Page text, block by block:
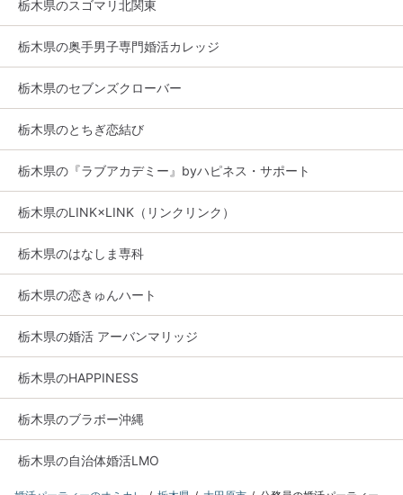
栃木県のスゴマリ北関東
栃木県の奥手男子専門婚活カレッジ
栃木県のセブンズクローバー
栃木県のとちぎ恋結び
栃木県の『ラブアカデミー』byハピネス・サポート
栃木県のLINK×LINK（リンクリンク）
栃木県のはなしま専科
栃木県の恋きゅんハート
栃木県の婚活 アーバンマリッジ
栃木県のHAPPINESS
栃木県のブラボー沖縄
栃木県の自治体婚活LMO